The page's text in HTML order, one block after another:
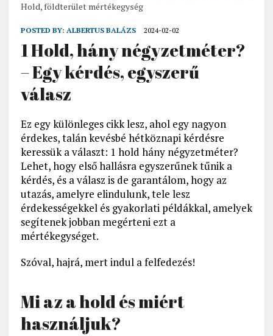
Hold, földterület mértékegység
POSTED BY: ALBERTUS BALÁZS 2024-02-02
1 Hold, hány négyzetméter?
– Egy kérdés, egyszerű
válasz
Ez egy különleges cikk lesz, ahol egy nagyon
érdekes, talán kevésbé hétköznapi kérdésre
keressük a választ: 1 hold hány négyzetméter?
Lehet, hogy első hallásra egyszerűnek tűnik a
kérdés, és a válasz is de garantálom, hogy az
utazás, amelyre elindulunk, tele lesz
érdekességekkel és gyakorlati példákkal, amelyek
segítenek jobban megérteni ezt a
mértékegységet.
Szóval, hajrá, mert indul a felfedezés!
Mi az a hold és miért
használjuk?